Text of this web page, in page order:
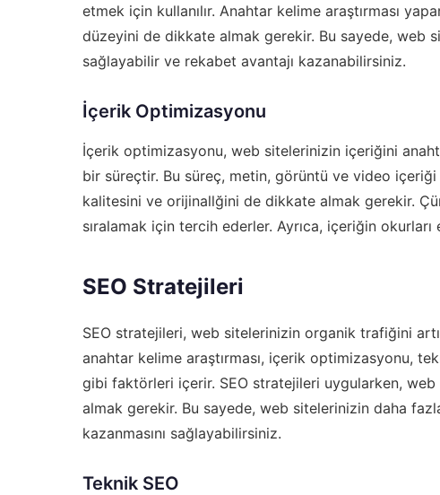
etmek için kullanılır. Anahtar kelime araştırması
düzeyini de dikkate almak gerekir. Bu sayede, web
sağlayabilir ve rekabet avantajı kazanabilirsiniz.
İçerik Optimizasyonu
İçerik optimizasyonu, web sitelerinizin içeriğini
bir süreçtir. Bu süreç, metin, görüntü ve video
kalitesini ve orijinallğini de dikkate almak gerekir.
sıralamak için tercih ederler. Ayrıca, içeriğin
SEO Stratejileri
SEO stratejileri, web sitelerinizin organik trafiğini
anahtar kelime araştırması, içerik optimizasyonu,
gibi faktörleri içerir. SEO stratejileri uygularken,
almak gerekir. Bu sayede, web sitelerinizin daha
kazanmasını sağlayabilirsiniz.
Teknik SEO